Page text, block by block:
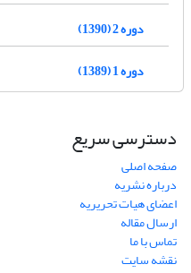
دوره 2 (1390)
دوره 1 (1389)
دسترسی سریع
صفحه اصلی
درباره نشریه
اعضای هیات تحریریه
ارسال مقاله
تماس با ما
نقشه سایت